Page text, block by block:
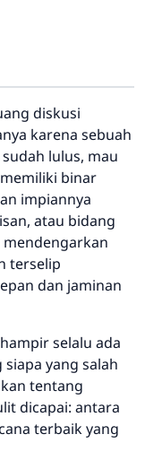
diskusi
karena sebuah
lulus, mau
binar
impiannya
atau bidang
terselip
dan jaminan
selalu ada
yang salah
tentang
dicapai: antara
terbaik yang